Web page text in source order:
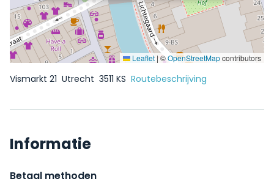
Leaflet |©OpenStreetMapcontributors
Vismarkt 21 Utrecht 3511 KS Routebeschrijving
Informatie
Betaal methoden